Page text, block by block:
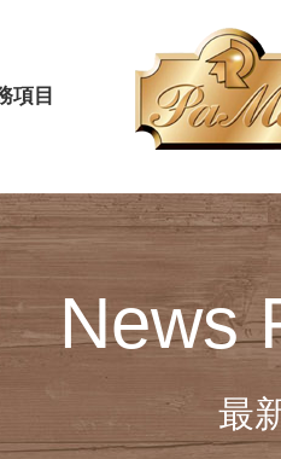
項目
News
最